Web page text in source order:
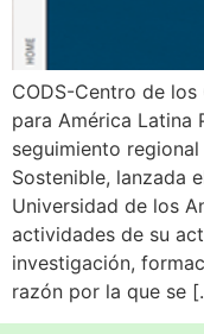
CODS-Centro de
para América Latina
seguimiento
Sostenible, lanzada
Universidad de los
actividades de su
investigación,
razón por la que se